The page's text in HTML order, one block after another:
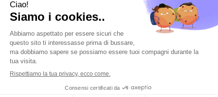
Cookie Policy
Farmacia Lodi srl
- Corso Guercino, 67/b 44042 Cento (FE)
Prenofa